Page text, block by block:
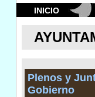
INICIO
Plenos y
Gobierno